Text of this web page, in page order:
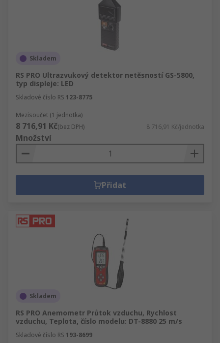
Skladem
RS PRO Ultrazvukový detektor netěsností GS-5800,
typ displeje: LED
Skladové číslo RS 123-8775
Mezisoučet (1 jednotka)
8 716,91 Kč(bez DPH) 8 716,91 Kč/jednotka
Množství
Přidat
Skladem
RS PRO Anemometr Průtok vzduchu, Rychlost
vzduchu, Teplota, číslo modelu: DT-8880 25 m/s
Skladové číslo RS 193-8699